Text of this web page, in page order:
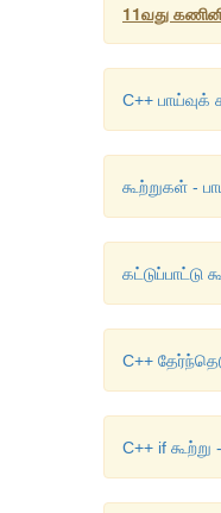
11வது
C++ பாய்வுக்
கூற்றுகள் -
கட்டுப்பாட்டு
C++
C++ if கூற்று